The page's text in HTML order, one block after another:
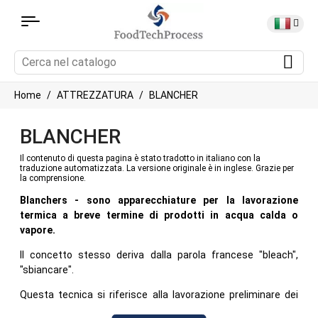
Home ATTREZZATURA BLANCHER
BLANCHER
Il contenuto di questa pagina è stato tradotto in italiano con la
traduzione automatizzata. La versione originale è in inglese. Grazie per
la comprensione.
Blanchers - sono apparecchiature per la lavorazione
termica a breve termine di prodotti in acqua calda o
vapore.
Il concetto stesso deriva dalla parola francese "bleach",
"sbiancare".
Questa tecnica si riferisce alla lavorazione preliminare dei